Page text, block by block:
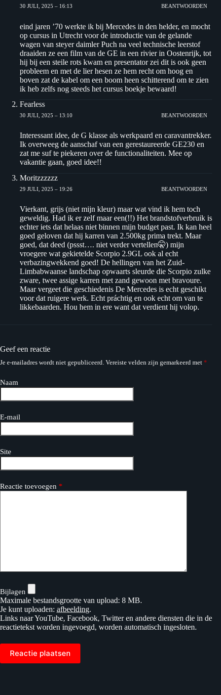
30 JULI, 2025 – 16:13 BEANTWOORDEN
eind jaren ’70 werkte ik bij Mercedes in den helder, en mocht
op cursus in Utrecht voor de introductie van de gelande
wagen van steyer daimler Puch na veel technische leerstof
draaiden ze een film van de GE in een rivier in Oostenrijk, tot
hij bij een steile rots kwam en presentator zei dit is ook geen
probleem en met de lier hesen ze hem recht om hoog en
boven zat de kabel om een boom heen schitterend om te zien
ik heb zelfs nog steeds het cursus boekje bewaard!
Fearless
30 JULI, 2025 – 13:10 BEANTWOORDEN
Interessant idee, de G klasse als werkpaard en caravantrekker.
Ik overweeg de aanschaf van een gerestaureerde GE230 en
zat me suf te piekeren over de functionaliteiten. Mee op
vakantie gaan, goed idee!!
Moritzzzzzz
29 JULI, 2025 – 19:26 BEANTWOORDEN
Vierkant, grijs (niet mijn kleur) maar wat vind ik hem toch
geweldig. Had ik er zelf maar een(!!) Het brandstofverbruik is
echter iets dat helaas niet binnen mijn budget past. Ik kan heel
goed geloven dat hij karren van 2.500kg prima trekt. Maar
goed, dat deed (pssst…. niet verder vertellen🤫) mijn
vroegere wat gekietelde Scorpio 2.9GL ook al echt
verbazingwekkend goed! De hellingen van het Zuid-
Limbabwaanse landschap opwaarts sleurde die Scorpio zulke
zware, twee assige karren met zand gewoon met bravoure.
Maar vergeet die geschiedenis De Mercedes is echt geschikt
voor dat ruigere werk. Echt práchtig en ook echt om van te
likkebaarden. Hou hem in ere want dat verdient hij volop.
Geef een reactie
Je e-mailadres wordt niet gepubliceerd. Vereiste velden zijn gemarkeerd met *
Naam
E-mail
Site
Reactie toevoegen *
Bijlagen
Maximale bestandsgrootte van upload: 8 MB.
Je kunt uploaden: afbeelding.
Links naar YouTube, Facebook, Twitter en andere diensten die in de
reactietekst worden ingevoegd, worden automatisch ingesloten.
Reactie plaatsen